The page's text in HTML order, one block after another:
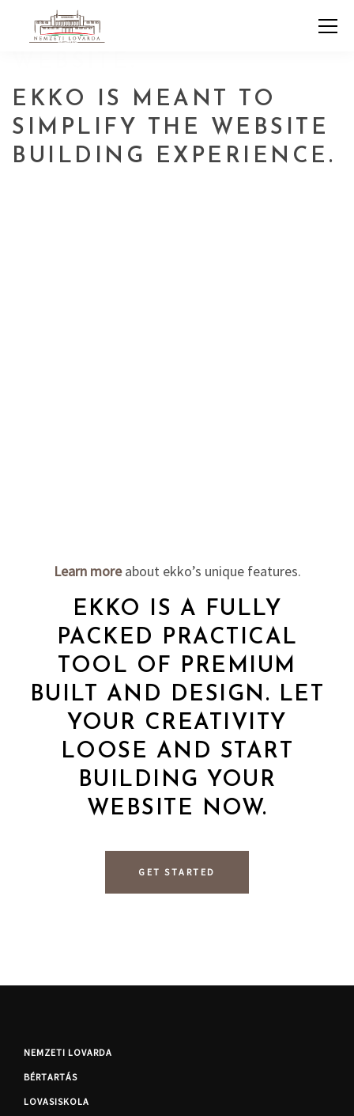
EKKO IS MEANT TO
SIMPLIFY THE WEBSITE
BUILDING EXPERIENCE.
Learn moreabout ekko’s unique features.
EKKO IS A FULLY
PACKED PRACTICAL
TOOL OF PREMIUM
BUILT AND DESIGN. LET
YOUR CREATIVITY
LOOSE AND START
BUILDING YOUR
WEBSITE NOW.
GET STARTED
NEMZETI LOVARDA
BÉRTARTÁS
LOVASISKOLA